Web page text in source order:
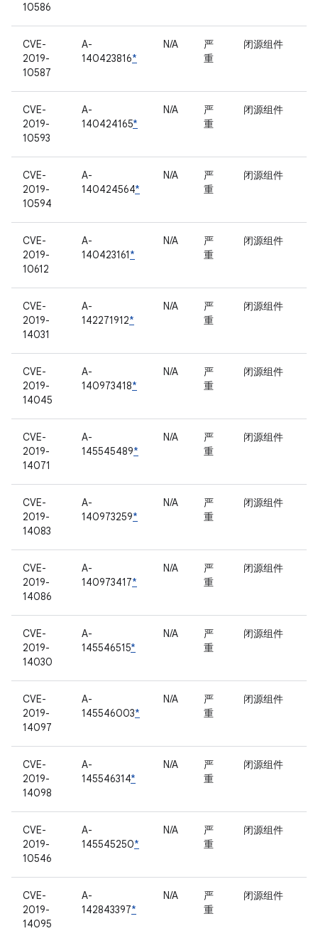
10586
CVE-
2019-
10587
A-
140423816*
N/A
严
重
闭源组件
CVE-
2019-
10593
A-
140424165*
N/A
严
重
闭源组件
CVE-
2019-
10594
A-
140424564*
N/A
严
重
闭源组件
CVE-
2019-
10612
A-
140423161*
N/A
严
重
闭源组件
CVE-
2019-
14031
A-
142271912*
N/A
严
重
闭源组件
CVE-
2019-
14045
A-
140973418*
N/A
严
重
闭源组件
CVE-
2019-
14071
A-
145545489*
N/A
严
重
闭源组件
CVE-
2019-
14083
A-
140973259*
N/A
严
重
闭源组件
CVE-
2019-
14086
A-
140973417*
N/A
严
重
闭源组件
CVE-
2019-
14030
A-
145546515*
N/A
严
重
闭源组件
CVE-
2019-
14097
A-
145546003*
N/A
严
重
闭源组件
CVE-
2019-
14098
A-
145546314*
N/A
严
重
闭源组件
CVE-
2019-
10546
A-
145545250*
N/A
严
重
闭源组件
CVE-
2019-
14095
A-
142843397*
N/A
严
重
闭源组件